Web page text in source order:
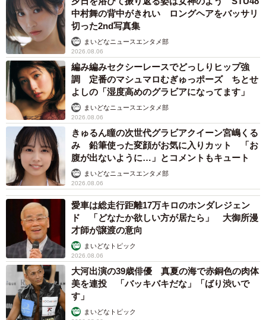
3/12
宮良忍（@shinobu_miyara）さんのInstagramより
中村舞の背中がきれい ロングヘアをバッサリ
切った2nd写真集
まいどなニュースエンタメ部
2026.08.06
編み編みセクシーレースでどっしりヒップ強
調 定番のマシュマロむぎゅっポーズ ちとせ
よしの「湿度高めのグラビアになってます」
まいどなニュースエンタメ部
2026.08.06
きゅるん瞳の次世代グラビアクイーン宮嶋くる
み 鉛筆使った変顔がお気に入りカット 「お
腹が出ないように…」とコメントもキュート
まいどなニュースエンタメ部
2026.08.06
愛車は総走行距離17万キロのホンダレジェン
ド 「どなたか欲しい方が居たら」 大御所漫
才師が譲渡の意向
まいどなトピック
2026.08.06
大河出演の39歳俳優 真夏の海で赤銅色の肉体
美を連投 「バッキバキだな」「ばり渋いで
す」
まいどなトピック